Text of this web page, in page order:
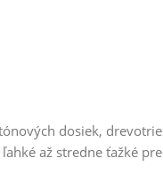
dosiek,
až stredne ťažké